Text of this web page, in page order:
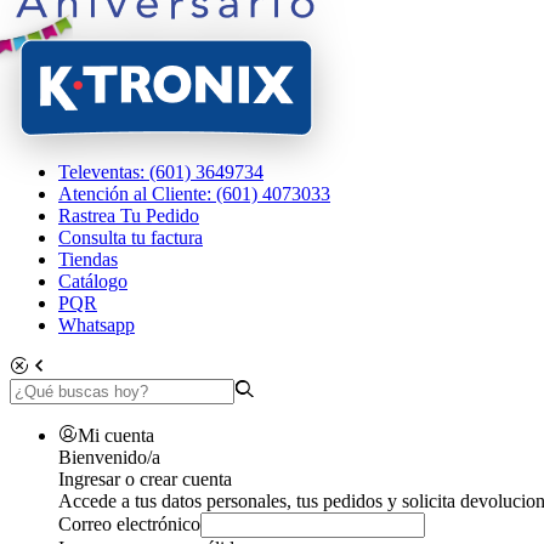
Televentas: (601) 3649734
Atención al Cliente: (601) 4073033
Rastrea Tu Pedido
Consulta tu factura
Tiendas
Catálogo
PQR
Whatsapp
Mi cuenta
Bienvenido/a
Ingresar o crear cuenta
Accede a tus datos personales, tus pedidos y solicita
Correo electrónico